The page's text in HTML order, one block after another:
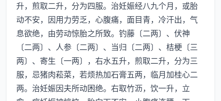
升，煎取二升，分为四服。治妊娠经八九个月，或胎
动不安，因用力劳乏，心腹痛，面目青，冷汗出，气
息欲绝，由劳动惊胎之所致。钓藤〔二两〕、伏神
〔二两〕、人参〔二两〕、当归〔二两〕、桔梗〔三
两〕、寄生〔一两〕，右水五升，煎取二升，分为三
服，忌猪肉菘菜，若烦热加石膏五两，临月加桂心二
两。治妊娠因夫所动困绝。右取竹沥，饮一升，立